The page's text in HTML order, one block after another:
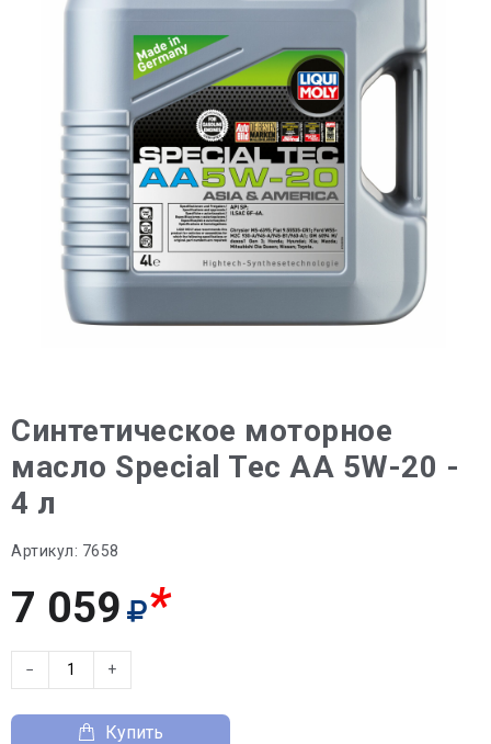
Синтетическое моторное
масло Special Tec AA 5W-20 -
4 л
Артикул: 7658
7 059 *
− +
Купить